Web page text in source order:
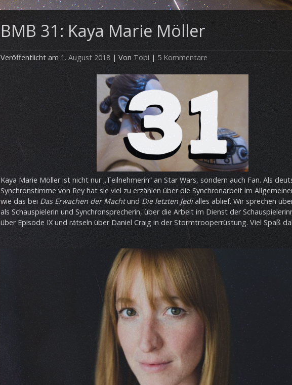
BMB 31: Kaya Marie Möller
Veröffentlicht am 1. August 2018 | Von Tobi | 5 Kommentare
Kaya Marie Möller ist nicht nur „Teilnehmerin“ an Star Wars, sondern auch Fan. Als
Synchronstimme von Rey hat sie viel zu erzählen über die Synchronarbeit im
wie das beiDas Erwachen der Machtund Die letzten Jedialles ablief. Wir sprechen
als Schauspielerin und Synchronsprecherin, über die Arbeit im Dienst der
über Episode IX und rätseln über Daniel Craig in der Stormtrooperrüstung. Viel Spaß